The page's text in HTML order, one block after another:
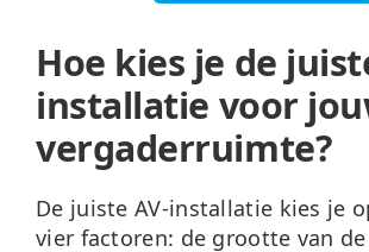
Hoe kies je de
installatie voor
vergaderruimte?
De juiste AV-installatie kies je
vier factoren: de grootte van